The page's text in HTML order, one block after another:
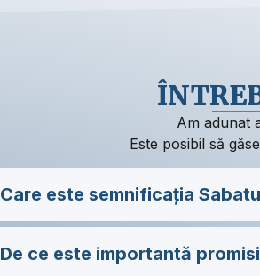
Am adunat
Este posibil să
Care este semnificația
De ce este importantă